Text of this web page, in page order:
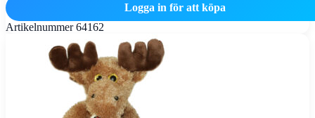
Logga in för att köpa
Artikelnummer64162